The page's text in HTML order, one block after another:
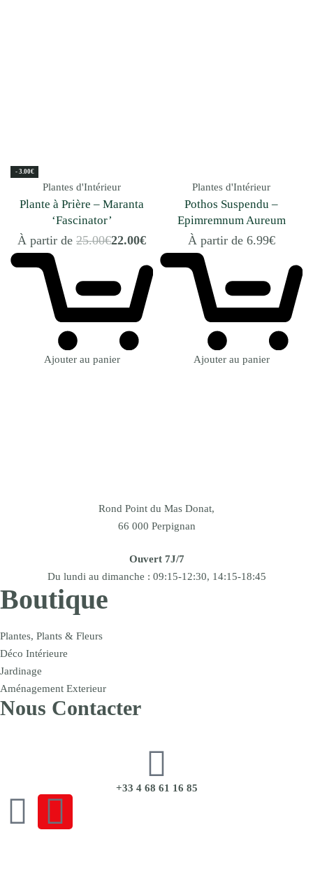
- 3.00€
Plantes d'Intérieur
Plante à Prière – Maranta
‘Fascinator’
À partir de 25.00€22.00€
Ajouter au panier
Plantes d'Intérieur
Pothos Suspendu –
Epimremnum Aureum
À partir de 6.99€
Ajouter au panier
Rond Point du Mas Donat,
66 000 Perpignan
Ouvert 7J/7
Du lundi au dimanche : 09:15-12:30, 14:15-18:45
Boutique
Plantes, Plants & Fleurs
Déco Intérieure
Jardinage
Aménagement Exterieur
Nous Contacter
+33 4 68 61 16 85